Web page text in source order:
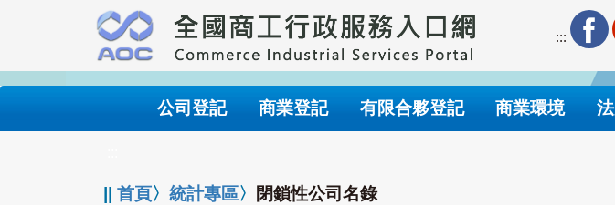
要
內
:::
公司登記 商業登記 有限合夥登記 商業環境
||首頁〉統計專區〉 閉鎖性公司名錄